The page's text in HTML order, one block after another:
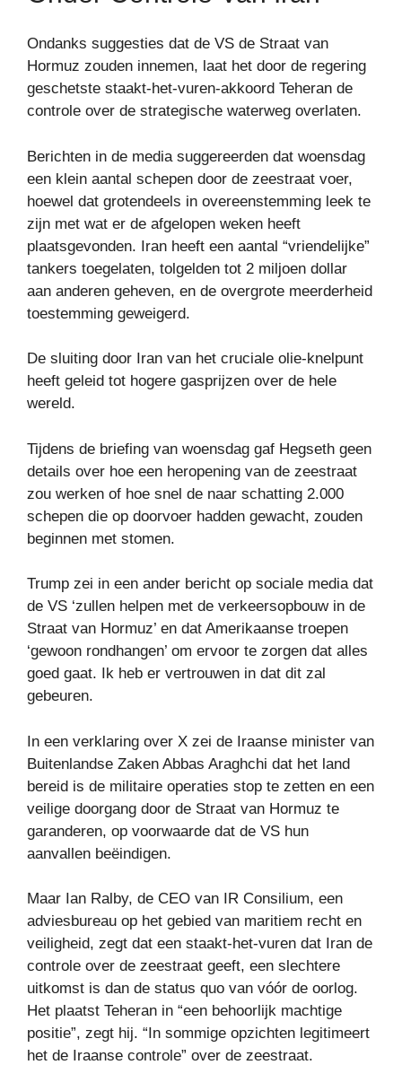
Ondanks suggesties dat de VS de Straat van
Hormuz zouden innemen, laat het door de regering
geschetste staakt-het-vuren-akkoord Teheran de
controle over de strategische waterweg overlaten.
Berichten in de media suggereerden dat woensdag
een klein aantal schepen door de zeestraat voer,
hoewel dat grotendeels in overeenstemming leek te
zijn met wat er de afgelopen weken heeft
plaatsgevonden. Iran heeft een aantal “vriendelijke”
tankers toegelaten, tolgelden tot 2 miljoen dollar
aan anderen geheven, en de overgrote meerderheid
toestemming geweigerd.
De sluiting door Iran van het cruciale olie-knelpunt
heeft geleid tot hogere gasprijzen over de hele
wereld.
Tijdens de briefing van woensdag gaf Hegseth geen
details over hoe een heropening van de zeestraat
zou werken of hoe snel de naar schatting 2.000
schepen die op doorvoer hadden gewacht, zouden
beginnen met stomen.
Trump zei in een ander bericht op sociale media dat
de VS ‘zullen helpen met de verkeersopbouw in de
Straat van Hormuz’ en dat Amerikaanse troepen
‘gewoon rondhangen’ om ervoor te zorgen dat alles
goed gaat. Ik heb er vertrouwen in dat dit zal
gebeuren.
In een verklaring over X zei de Iraanse minister van
Buitenlandse Zaken Abbas Araghchi dat het land
bereid is de militaire operaties stop te zetten en een
veilige doorgang door de Straat van Hormuz te
garanderen, op voorwaarde dat de VS hun
aanvallen beëindigen.
Maar Ian Ralby, de CEO van IR Consilium, een
adviesbureau op het gebied van maritiem recht en
veiligheid, zegt dat een staakt-het-vuren dat Iran de
controle over de zeestraat geeft, een slechtere
uitkomst is dan de status quo van vóór de oorlog.
Het plaatst Teheran in “een behoorlijk machtige
positie”, zegt hij. “In sommige opzichten legitimeert
het de Iraanse controle” over de zeestraat.